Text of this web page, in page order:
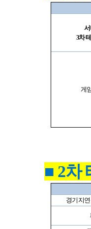
서
3차
게
■ 2차
경기 지